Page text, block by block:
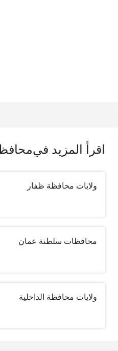
اقرأ المزيد في
ولايات محافظة ظفار
محافظات سلطنة عمان
ولايات محافظة الداخلية